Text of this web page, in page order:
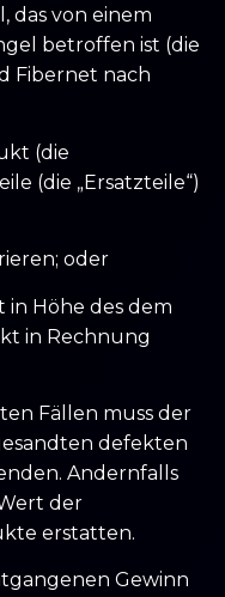
das von einem
betroffen ist (die
Fibernet nach
(die
(die „Ersatzteile“)
oder
in Höhe des dem
in Rechnung
Fällen muss der
defekten
Andernfalls
der
erstatten.
Gewinn